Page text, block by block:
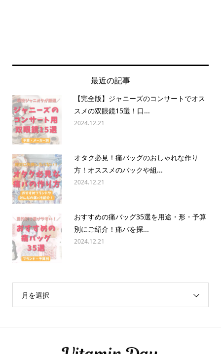
最近の記事
【完全版】ジャニーズのコンサートでオス
スメの双眼鏡15選！口...
2024.12.21
オタク必見！痛バッグのおしゃれな作り
方！オススメのバックや組...
2024.12.21
おすすめの痛バッグ35選を用途・形・予算
別にご紹介！痛バを探...
2024.12.21
月を選択